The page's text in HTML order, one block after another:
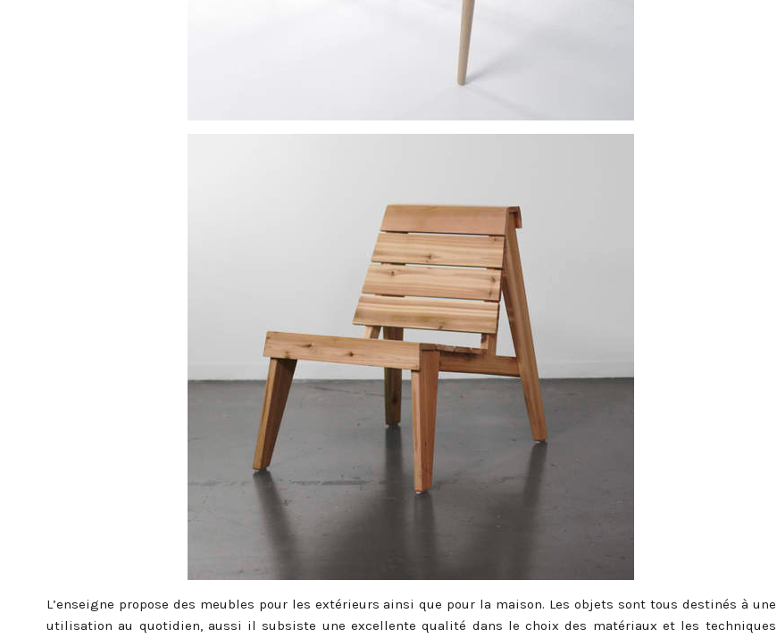
L’enseigne propose des meubles pour les extérieurs ainsi que pour la maison. Les objets sont tous destinés à une
utilisation au quotidien, aussi il subsiste une excellente qualité dans le choix des matériaux et les techniques